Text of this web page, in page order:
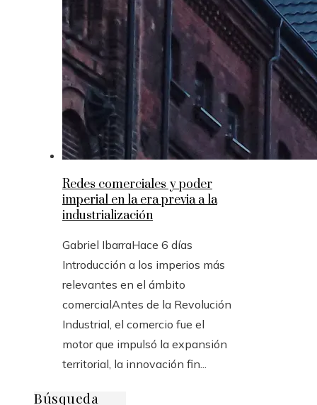
Redes comerciales y poder
imperial en la era previa a la
industrialización
Gabriel IbarraHace 6 días
Introducción a los imperios más
relevantes en el ámbito
comercialAntes de la Revolución
Industrial, el comercio fue el
motor que impulsó la expansión
territorial, la innovación fin...
Búsqueda